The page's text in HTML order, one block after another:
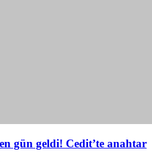
gün geldi! Cedit’te anahtar